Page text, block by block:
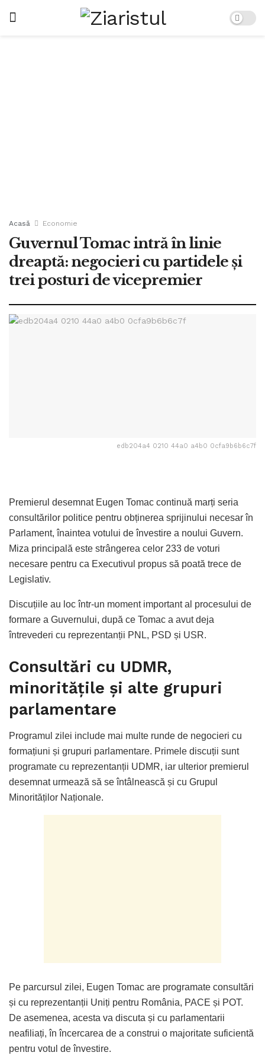
Acasă Economie
Guvernul Tomac intră în linie
dreaptă: negocieri cu partidele și
trei posturi de vicepremier
edb204a4 0210 44a0 a4b0 0cfa9b6b6c7f
Premierul desemnat Eugen Tomac continuă marți seria
consultărilor politice pentru obținerea sprijinului necesar în
Parlament, înaintea votului de învestire a noului Guvern.
Miza principală este strângerea celor 233 de voturi
necesare pentru ca Executivul propus să poată trece de
Legislativ.
Discuțiile au loc într-un moment important al procesului de
formare a Guvernului, după ce Tomac a avut deja
întrevederi cu reprezentanții PNL, PSD și USR.
Consultări cu UDMR,
minoritățile și alte grupuri
parlamentare
Programul zilei include mai multe runde de negocieri cu
formațiuni și grupuri parlamentare. Primele discuții sunt
programate cu reprezentanții UDMR, iar ulterior premierul
desemnat urmează să se întâlnească și cu Grupul
Minorităților Naționale.
Pe parcursul zilei, Eugen Tomac are programate consultări
și cu reprezentanții Uniți pentru România, PACE și POT.
De asemenea, acesta va discuta și cu parlamentarii
neafiliați, în încercarea de a construi o majoritate suficientă
pentru votul de învestire.